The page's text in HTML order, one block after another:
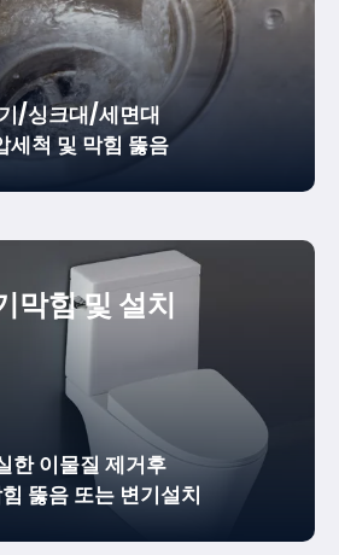
/싱크대/세면대
세척 및 막힘 뚫음
막힘 및 설치
한이물질 제거후
뚫음 또는 변기설치